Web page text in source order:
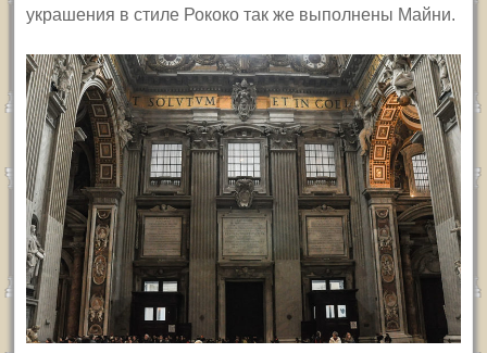
украшения в стиле Рококо так же выполнены Майни.